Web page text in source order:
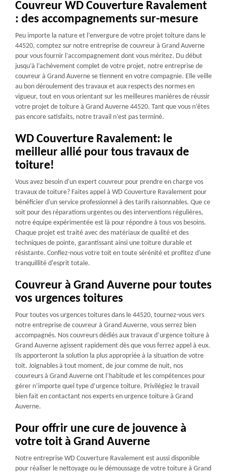
Couvreur WD Couverture Ravalement
: des accompagnements sur-mesure
Peu importe la nature et l’envergure de votre projet toiture dans le
44520, comptez sur notre entreprise de couvreur à Grand Auverne
pour vous fournir l’accompagnement dont vous méritez. Du début
jusqu’à l’achèvement complet de votre projet, notre entreprise de
couvreur à Grand Auverne se tiennent en votre compagnie. Elle veille
au bon déroulement des travaux et aux respects des normes en
vigueur, tout en vous orientant sur les meilleures manières de réussir
votre projet de toiture à Grand Auverne 44520. Tant que vous n’êtes
pas encore satisfaits, notre travail n’est pas terminé.
WD Couverture Ravalement: le
meilleur allié pour tous travaux de
toiture!
Vous avez besoin d'un expert couvreur pour prendre en charge vos
travaux de toiture? Faites appel à WD Couverture Ravalement pour
bénéficier d'un service professionnel à des tarifs raisonnables. Que ce
soit pour des réparations urgentes ou des interventions régulières,
notre équipe expérimentée est là pour répondre à tous vos besoins.
Chaque projet est traité avec des matériaux de qualité et des
techniques de pointe, garantissant ainsi une toiture durable et
résistante. Confiez-nous votre toit en toute sérénité et profitez d'une
tranquillité d'esprit totale.
Couvreur à Grand Auverne pour toutes
vos urgences toitures
Pour toutes vos urgences toitures dans le 44520, tournez-vous vers
notre entreprise de couvreur à Grand Auverne, vous serrez bien
accompagnés. Nos couvreurs dédiés aux travaux d’urgence toiture à
Grand Auverne agissent rapidement dès que vous ferrez appel à eux.
Ils apporteront la solution la plus appropriée à la situation de votre
toit. Joignables à tout moment, de jour comme de nuit, nos
couvreurs à Grand Auverne ont l’habitude et les compétences pour
gérer n’importe quel type d’urgence toiture. Privilégiez le travail
bien fait en contactant nos experts en urgence toiture à Grand
Auverne.
Pour offrir une cure de jouvence à
votre toit à Grand Auverne
Notre entreprise WD Couverture Ravalement est aussi disponible
pour réaliser le nettoyage ou le démoussage de votre toiture à Grand